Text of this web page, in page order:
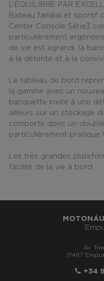
L’ÉQUILIBRE PAR
Bateau familial et sportif
Center Console Série3
particulièrement
de vie est agrandi, la
à la détente et à la
Le tableau de bord
la gamme avec un
banquette invite à une
ailleurs sur un stockage
comporte donc un
particulièrement pratique !
Les très grandes
facilité de la vie à bord.
Av.
17487
+34